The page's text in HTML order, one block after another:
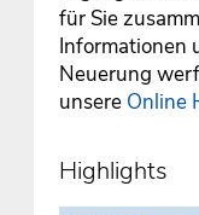
für Sie
Informationen
Neuerung
unsere Online
Highlights